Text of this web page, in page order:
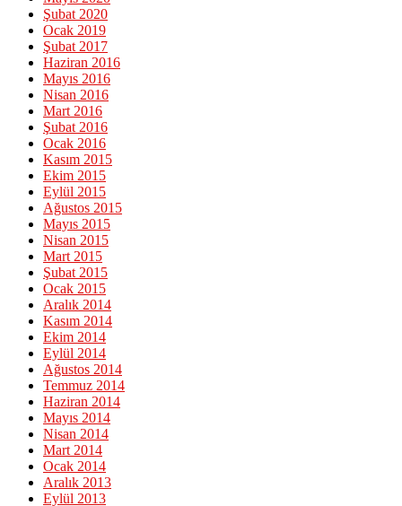
Şubat 2020
Ocak 2019
Şubat 2017
Haziran 2016
Mayıs 2016
Nisan 2016
Mart 2016
Şubat 2016
Ocak 2016
Kasım 2015
Ekim 2015
Eylül 2015
Ağustos 2015
Mayıs 2015
Nisan 2015
Mart 2015
Şubat 2015
Ocak 2015
Aralık 2014
Kasım 2014
Ekim 2014
Eylül 2014
Ağustos 2014
Temmuz 2014
Haziran 2014
Mayıs 2014
Nisan 2014
Mart 2014
Ocak 2014
Aralık 2013
Eylül 2013